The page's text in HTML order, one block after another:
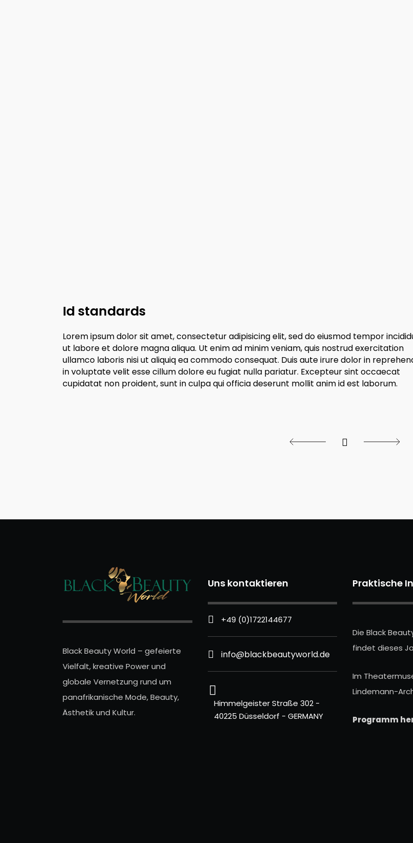
Id standards
Lorem ipsum dolor sit amet, consectetur adipisicing elit, sed do eiusmod tempor
ut labore et dolore magna aliqua. Ut enim ad minim veniam, quis nostrud exercitation
ullamco laboris nisi ut aliquiq ea commodo consequat. Duis aute irure dolor in
in voluptate velit esse cillum dolore eu fugiat nulla pariatur. Excepteur sint occaecat
cupidatat non proident, sunt in culpa qui officia deserunt mollit anim id est laborum.
Black Beauty World – gefeierte
Vielfalt, kreative Power und
globale Vernetzung rund um
panafrikanische Mode, Beauty,
Ästhetik und Kultur.
Uns kontaktieren
+49 (0)1722144677
info@blackbeautyworld.de
Himmelgeister Straße 302 -
40225 Düsseldorf - GERMANY
Praktische
Die Black
findet dieses
Im
Lindemann-
Programm